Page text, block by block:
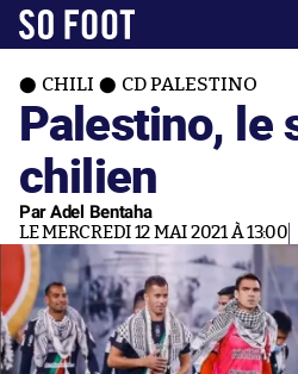
CHILI CD PALESTINO
Palestino, le
chilien
Par Adel Bentaha
LE MERCREDI 12 MAI 2021 À 13:00